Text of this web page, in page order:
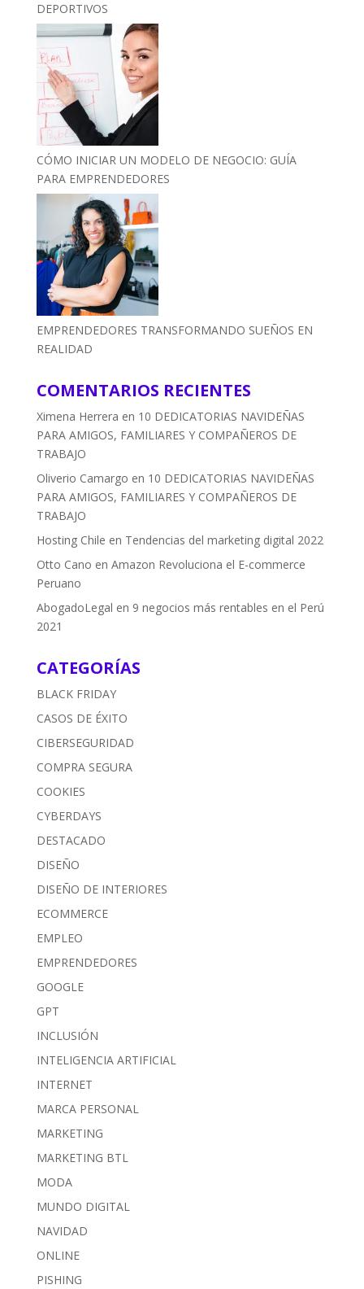
DEPORTIVOS
CÓMO INICIAR UN MODELO DE NEGOCIO: GUÍA
PARA EMPRENDEDORES
EMPRENDEDORES TRANSFORMANDO SUEÑOS EN
REALIDAD
COMENTARIOS RECIENTES
Ximena Herrera en 10 DEDICATORIAS NAVIDEÑAS
PARA AMIGOS, FAMILIARES Y COMPAÑEROS DE
TRABAJO
Oliverio Camargo en 10 DEDICATORIAS NAVIDEÑAS
PARA AMIGOS, FAMILIARES Y COMPAÑEROS DE
TRABAJO
Hosting Chile en Tendencias del marketing digital 2022
Otto Cano en Amazon Revoluciona el E-commerce
Peruano
AbogadoLegal en 9 negocios más rentables en el Perú
2021
CATEGORÍAS
BLACK FRIDAY
CASOS DE ÉXITO
CIBERSEGURIDAD
COMPRA SEGURA
COOKIES
CYBERDAYS
DESTACADO
DISEÑO
DISEÑO DE INTERIORES
ECOMMERCE
EMPLEO
EMPRENDEDORES
GOOGLE
GPT
INCLUSIÓN
INTELIGENCIA ARTIFICIAL
INTERNET
MARCA PERSONAL
MARKETING
MARKETING BTL
MODA
MUNDO DIGITAL
NAVIDAD
ONLINE
PISHING